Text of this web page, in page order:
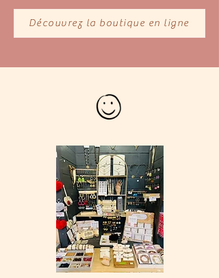
Découvrez la boutique en ligne